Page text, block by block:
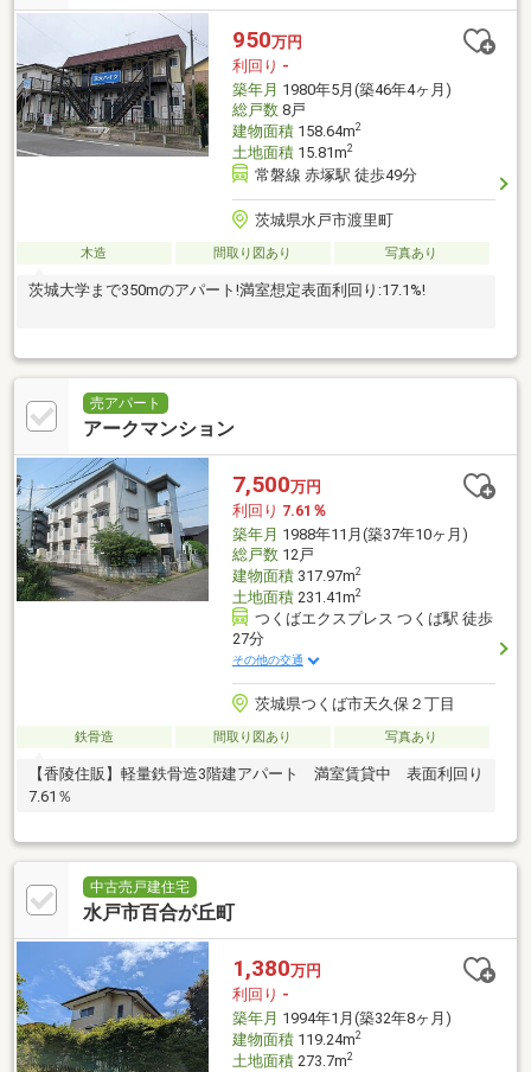
950万円
利回り -
築年月 1980年5月(築46年4ヶ月)
総戸数8戸
建物面積158.64m2
土地面積15.81m2
常磐線 赤塚駅 徒歩49分
茨城県水戸市渡里町
木造 間取り図あり 写真あり
茨城大学まで350mのアパート!満室想定表面利回り:17.1%!
売アパート
アークマンション
7,500万円
利回り 7.61％
築年月 1988年11月(築37年10ヶ月)
総戸数12戸
建物面積317.97m2
土地面積231.41m2
つくばエクスプレス つくば駅 徒歩
27分
その他の交通
茨城県つくば市天久保２丁目
鉄骨造 間取り図あり 写真あり
【香陵住販】軽量鉄骨造3階建アパート 満室賃貸中 表面利回り
7.61％
中古売戸建住宅
水戸市百合が丘町
1,380万円
利回り -
築年月 1994年1月(築32年8ヶ月)
建物面積119.24m2
土地面積273.7m2